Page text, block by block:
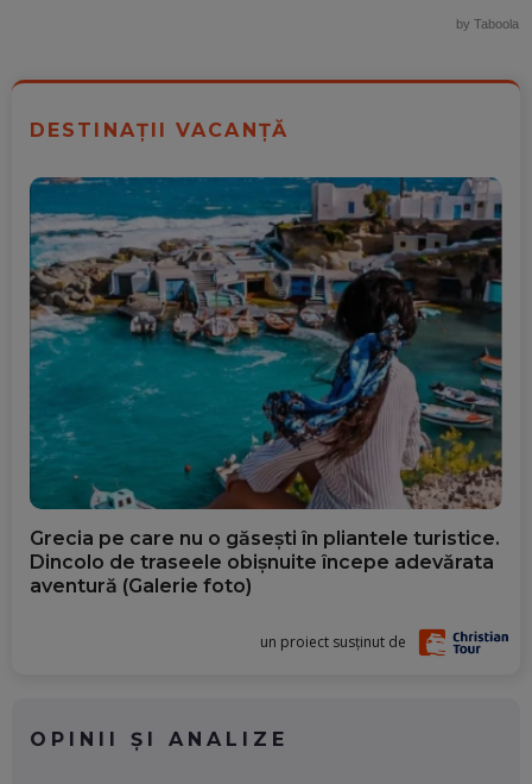
by Taboola
DESTINAȚII VACANȚĂ
Grecia pe care nu o găsești în pliantele turistice.
Dincolo de traseele obișnuite începe adevărata
aventură (Galerie foto)
un proiect susținut de
OPINII ȘI ANALIZE